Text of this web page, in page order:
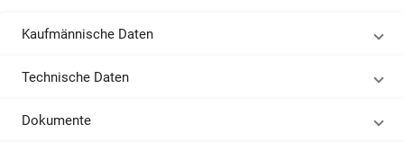
Kaufmännische Daten
Technische Daten
Dokumente